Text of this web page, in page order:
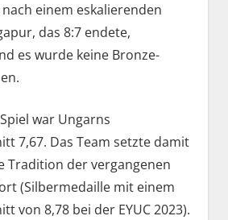
einem eskalierenden
das 8:7 endete,
es wurde keine Bronze-
war Ungarns
7,67. Das Team setzte damit
Tradition der vergangenen
(Silbermedaille mit einem
von 8,78 bei der EYUC 2023).